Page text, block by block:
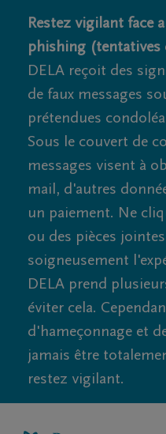
Restez vigilant face
phishing (tentatives
DELA reçoit des
de faux messages
prétendues
Sous le couvert de
messages visent à
mail, d'autres
un paiement. Ne
ou des pièces
soigneusement
DELA prend
éviter cela.
d'hameçonnage et
jamais être
restez vigilant.